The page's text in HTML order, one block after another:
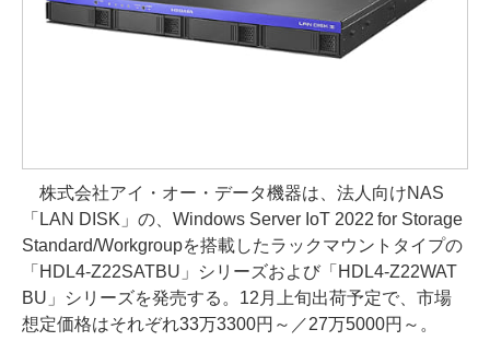
株式会社アイ・オー・データ機器は、法人向けNAS
「LAN DISK」の、Windows Server IoT 2022 for Storage
Standard/Workgroupを搭載したラックマウントタイプの
「HDL4-Z22SATBU」シリーズおよび「HDL4-Z22WAT
BU」シリーズを発売する。12月上旬出荷予定で、市場
想定価格はそれぞれ33万3300円～／27万5000円～。